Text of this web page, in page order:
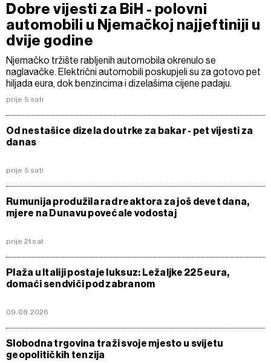
Dobre vijesti za BiH - polovni
automobili u Njemačkoj najjeftiniji u
dvije godine
Njemačko tržište rabljenih automobila okrenulo se
naglavačke. Električni automobili poskupjeli su za gotovo pet
hiljada eura, dok benzincima i dizelašima cijene padaju.
prije 5 sati
Od nestašice dizela do utrke za bakar - pet vijesti za
danas
prije 5 sati
Rumunija produžila rad reaktora za još devet dana,
mjere na Dunavu povećale vodostaj
prije 21 sat
Plaža u Italiji postaje luksuz: Ležaljke 225 eura,
domaći sendviči pod zabranom
09.08.2026
Slobodna trgovina traži svoje mjesto u svijetu
geopolitičkih tenzija